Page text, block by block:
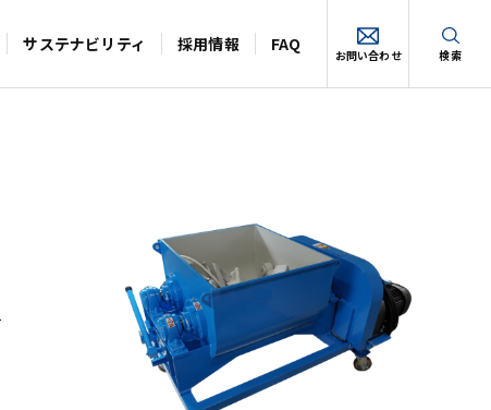
サステナビリティ 採用情報 FAQ お問い合わせ 検索